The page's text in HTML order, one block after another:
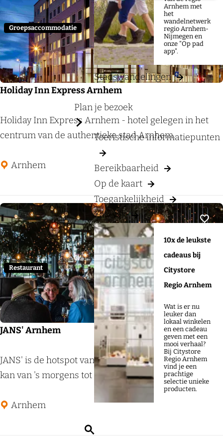
a
g
e
Arnhem met
het
wandelnetwerk
regio Arnhem-
Nijmegen en
onze "Op pad
app".
Stadswandelingen
Plan je bezoek
Toeristische informatiepunten
Bereikbaarheid
Op de kaart
Toegankelijkheid
Zakelijk
10x de leukste
cadeaus bij
Citystore
Regio Arnhem
Wat is er nu
leuker dan
lokaal winkelen
en een cadeau
geven met een
mooi verhaal?
Bij Citystore
Regio Arnhem
vind je een
prachtige
selectie unieke
producten.
e
p
:
e
r
o
p
:
Holiday Inn Express Arnhem
H
o
i
y
I
n
n
E
p
r
e
s
A
n
Holiday Inn Express Arnhem - hotel gelegen in het
centrum van de authentieke stad Arnhem.
Arnhem
Groepsaccommodatie
JANS' Arnhem
J
A
S
JANS' is de hotspot van de Arnhemse binnenstad. Je
kan van 's morgens tot 's avonds laat binnenlo...
Arnhem
Restaurant